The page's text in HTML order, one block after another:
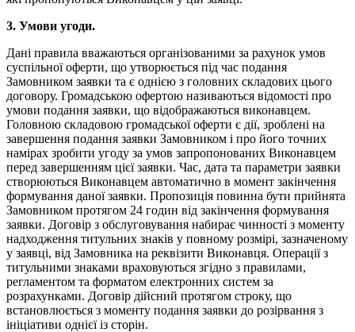
3. Умови угоди.
Дані правила вважаються організованими за рахунок умов
суспільної оферти, що утворюється під час подання
Замовником заявки та є однією з головних складових цього
договору. Громадською офертою називаються відомості про
умови подання заявки, що відображаються виконавцем.
Головною складовою громадської оферти є дії, зроблені на
завершення подання заявки Замовником і про його точних
намірах зробити угоду за умов запропонованих Виконавцем
перед завершенням цієї заявки. Час, дата та параметри заявки
створюються Виконавцем автоматично в момент закінчення
формування даної заявки. Пропозиція повинна бути прийнята
Замовником протягом 24 годин від закінчення формування
заявки. Договір з обслуговування набирає чинності з моменту
надходження титульних знаків у повному розмірі, зазначеному
у заявці, від Замовника на реквізити Виконавця. Операції з
титульними знаками враховуються згідно з правилами,
регламентом та форматом електронних систем за
розрахунками. Договір дійсний протягом строку, що
встановлюється з моменту подання заявки до розірвання з
ініціативи однієї із сторін.